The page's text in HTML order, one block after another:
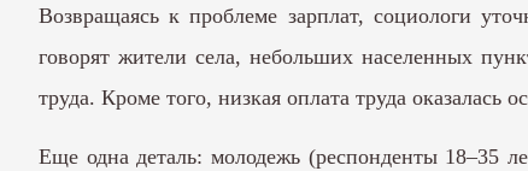
Возвращаясь к проблеме зарплат, социологи
говорят жители села, небольших населенных
труда. Кроме того, низкая оплата труда
Еще одна деталь: молодежь (респонденты 18–35